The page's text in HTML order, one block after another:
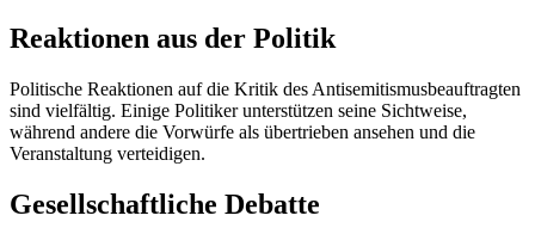
Reaktionen aus der Politik
Politische Reaktionen auf die Kritik des Antisemitismusbeauftragten
sind vielfältig. Einige Politiker unterstützen seine Sichtweise,
während andere die Vorwürfe als übertrieben ansehen und die
Veranstaltung verteidigen.
Gesellschaftliche Debatte